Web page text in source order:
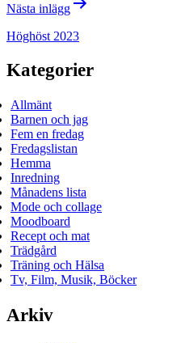
Nästa inlägg
Höghöst 2023
Kategorier
Allmänt
Barnen och jag
Fem en fredag
Fredagslistan
Hemma
Inredning
Månadens lista
Mode och collage
Moodboard
Recept och mat
Trädgård
Träning och Hälsa
Tv, Film, Musik, Böcker
Arkiv